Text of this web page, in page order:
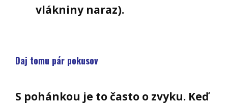
vlákniny naraz).
Daj tomu pár pokusov
S pohánkou je to často o zvyku. Keď